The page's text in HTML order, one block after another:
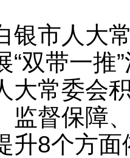
人大常
“双带一推
大常委会
监督保障
升8个方